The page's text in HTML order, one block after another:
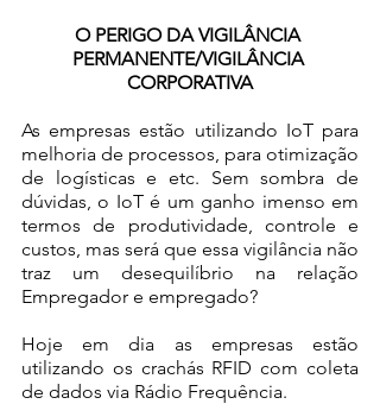
O PERIGO DA VIGILÂNCIA
PERMANENTE/VIGILÂNCIA
CORPORATIVA
As empresas estão utilizando IoT para
melhoria de processos, para otimização
de logísticas e etc. Sem sombra de
dúvidas, o IoT é um ganho imenso em
termos de produtividade, controle e
custos, mas será que essa vigilância não
traz um desequilíbrio na relação
Empregador e empregado?
Hoje em dia as empresas estão
utilizando os crachás RFID com coleta
de dados via Rádio Frequência.